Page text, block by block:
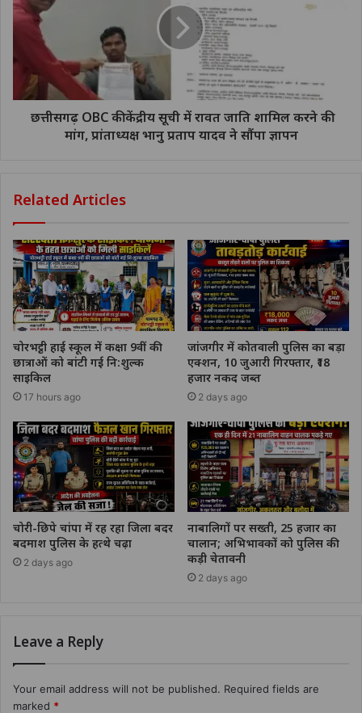
छत्तीसगढ़ OBC की केंद्रीय सूची में रावत जाति शामिल करने की
मांग, प्रांताध्यक्ष भानु प्रताप यादव ने सौंपा ज्ञापन
Related Articles
चोरभट्ठी हाई स्कूल में कक्षा 9वीं की
छात्राओं को बांटी गई नि:शुल्क
साइकिल
17 hours ago
जांजगीर में कोतवाली पुलिस का बड़ा
एक्शन, 10 जुआरी गिरफ्तार, ₹18
हजार नकद जब्त
2 days ago
चोरी-छिपे चांपा में रह रहा जिला बदर
बदमाश पुलिस के हत्थे चढ़ा
2 days ago
नाबालिगों पर सख्ती, 25 हजार का
चालान; अभिभावकों को पुलिस की
कड़ी चेतावनी
2 days ago
Leave a Reply
Your email address will not be published. Required fields are
marked *